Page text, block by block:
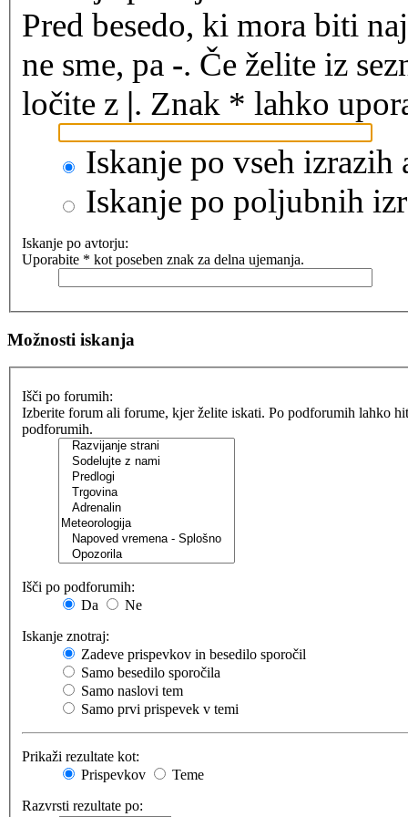
Pred besedo, ki mora biti
ne sme, pa -. Če želite iz
ločite z |. Znak * lahko
Iskanje po vseh izrazih
Iskanje po poljubnih
Iskanje po avtorju:
Uporabite * kot poseben znak za delna ujemanja.
Možnosti iskanja
Išči po forumih:
Izberite forum ali forume, kjer želite iskati. Po podforumih lahko
podforumih.
Išči po podforumih:
Da
Ne
Iskanje znotraj:
Zadeve prispevkov in besedilo sporočil
Samo besedilo sporočila
Samo naslovi tem
Samo prvi prispevek v temi
Prikaži rezultate kot:
Prispevkov
Teme
Razvrsti rezultate po: